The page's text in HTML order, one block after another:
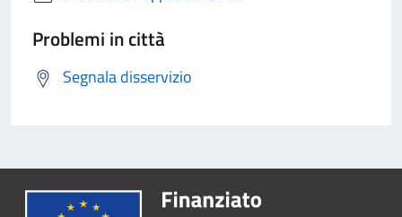
Problemi in città
Segnala disservizio